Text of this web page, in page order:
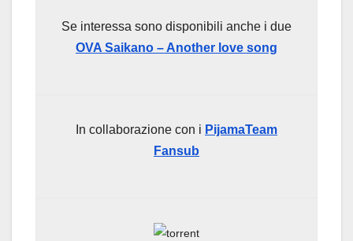
Se interessa sono disponibili anche i due
OVA Saikano – Another love song
In collaborazione con i PijamaTeam
Fansub